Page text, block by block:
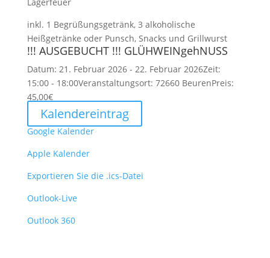
inkl. 1 Begrüßungsgetränk, 3 alkoholische
Heißgetränke oder Punsch, Snacks und Grillwurst
!!! AUSGEBUCHT !!! GLÜHWEINgehNUSS
Datum: 21. Februar 2026 - 22. Februar 2026Zeit:
15:00 - 18:00Veranstaltungsort: 72660 BeurenPreis:
45,00€
Kalendereintrag
Google Kalender
Apple Kalender
Exportieren Sie die .ics-Datei
Outlook-Live
Outlook 360